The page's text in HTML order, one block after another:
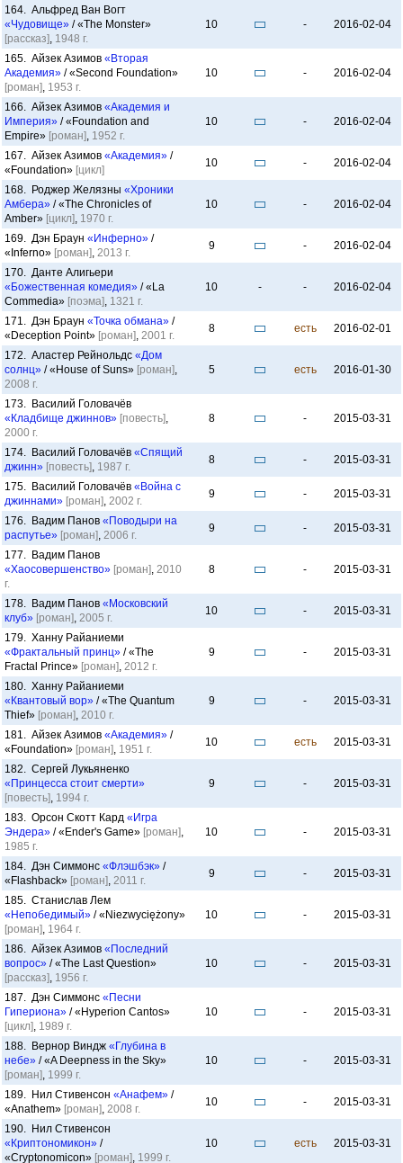
164. Альфред Ван Вогт
«Чудовище» / «The Monster»
[рассказ], 1948 г.
10 - 2016-02-04
165. Айзек Азимов «Вторая
Академия» / «Second Foundation»
[роман], 1953 г.
10 - 2016-02-04
166. Айзек Азимов «Академия и
Империя» / «Foundation and
Empire» [роман], 1952 г.
10 - 2016-02-04
167. Айзек Азимов «Академия» /
«Foundation» [цикл]
10 - 2016-02-04
168. Роджер Желязны «Хроники
Амбера» / «The Chronicles of
Amber» [цикл], 1970 г.
10 - 2016-02-04
169. Дэн Браун «Инферно» /
«Inferno» [роман], 2013 г.
9 - 2016-02-04
170. Данте Алигьери
«Божественная комедия» / «La
Commedia» [поэма], 1321 г.
10 - - 2016-02-04
171. Дэн Браун «Точка обмана» /
«Deception Point» [роман], 2001 г.
8 есть 2016-02-01
172. Аластер Рейнольдс «Дом
солнц» / «House of Suns» [роман],
2008 г.
5 есть 2016-01-30
173. Василий Головачёв
«Кладбище джиннов» [повесть],
2000 г.
8 - 2015-03-31
174. Василий Головачёв «Спящий
джинн» [повесть], 1987 г.
8 - 2015-03-31
175. Василий Головачёв «Война с
джиннами» [роман], 2002 г.
9 - 2015-03-31
176. Вадим Панов «Поводыри на
распутье» [роман], 2006 г.
9 - 2015-03-31
177. Вадим Панов
«Хаосовершенство» [роман], 2010
г.
8 - 2015-03-31
178. Вадим Панов «Московский
клуб» [роман], 2005 г.
10 - 2015-03-31
179. Ханну Райаниеми
«Фрактальный принц» / «The
Fractal Prince» [роман], 2012 г.
9 - 2015-03-31
180. Ханну Райаниеми
«Квантовый вор» / «The Quantum
Thief» [роман], 2010 г.
9 - 2015-03-31
181. Айзек Азимов «Академия» /
«Foundation» [роман], 1951 г.
10 есть 2015-03-31
182. Сергей Лукьяненко
«Принцесса стоит смерти»
[повесть], 1994 г.
9 - 2015-03-31
183. Орсон Скотт Кард «Игра
Эндера» / «Ender's Game» [роман],
1985 г.
10 - 2015-03-31
184. Дэн Симмонс «Флэшбэк» /
«Flashback» [роман], 2011 г.
9 - 2015-03-31
185. Станислав Лем
«Непобедимый» / «Niezwyciężony»
[роман], 1964 г.
10 - 2015-03-31
186. Айзек Азимов «Последний
вопрос» / «The Last Question»
[рассказ], 1956 г.
10 - 2015-03-31
187. Дэн Симмонс «Песни
Гипериона» / «Hyperion Cantos»
[цикл], 1989 г.
10 - 2015-03-31
188. Вернор Виндж «Глубина в
небе» / «A Deepness in the Sky»
[роман], 1999 г.
10 - 2015-03-31
189. Нил Стивенсон «Анафем» /
«Anathem» [роман], 2008 г.
10 - 2015-03-31
190. Нил Стивенсон
«Криптономикон» /
«Cryptonomicon» [роман], 1999 г.
10 есть 2015-03-31